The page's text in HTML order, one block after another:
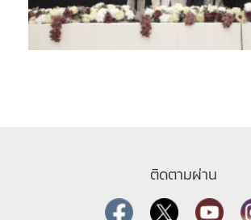
ติดตามผ่าน